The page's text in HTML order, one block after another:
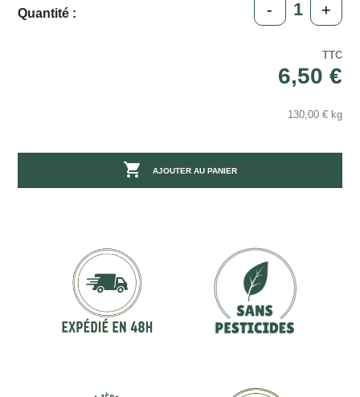
Quantité : - +
TTC
6,50 €
130,00 € kg
 AJOUTER AU PANIER